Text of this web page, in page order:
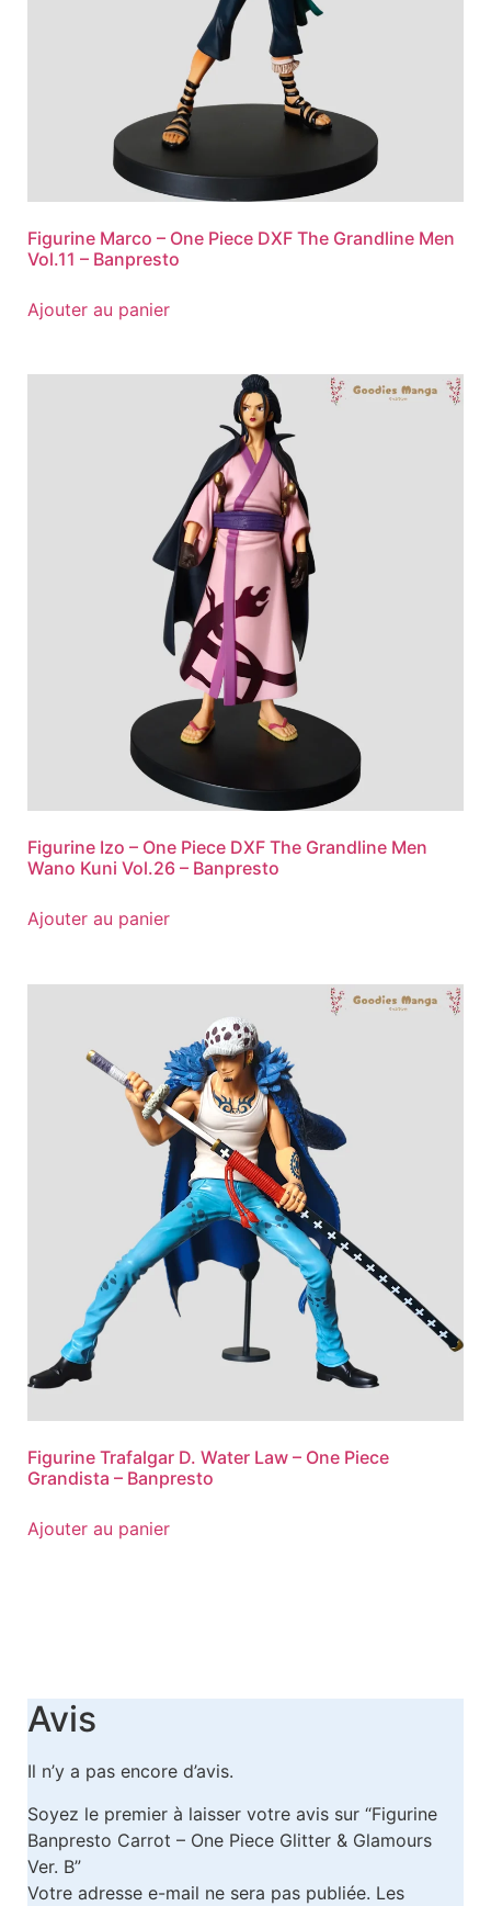
Figurine Marco – One Piece DXF The Grandline Men
Vol.11 – Banpresto
Ajouter au panier
Figurine Izo – One Piece DXF The Grandline Men
Wano Kuni Vol.26 – Banpresto
Ajouter au panier
Figurine Trafalgar D. Water Law – One Piece
Grandista – Banpresto
Ajouter au panier
Avis
Il n’y a pas encore d’avis.
Soyez le premier à laisser votre avis sur “Figurine
Banpresto Carrot – One Piece Glitter & Glamours
Ver. B”
Votre adresse e-mail ne sera pas publiée. Les